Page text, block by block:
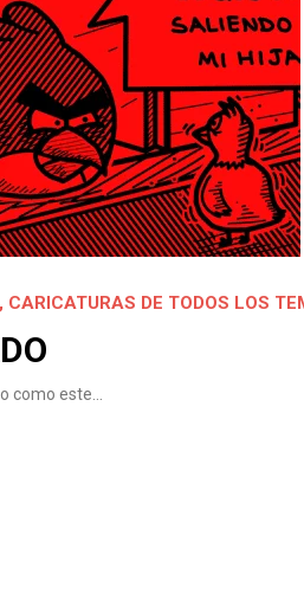
, CARICATURAS DE TODOS LOS
como este…